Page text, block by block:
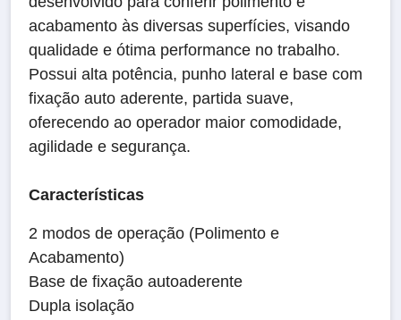
acabamento às diversas superfícies, visando
qualidade e ótima performance no trabalho.
Possui alta potência, punho lateral e base com
fixação auto aderente, partida suave,
oferecendo ao operador maior comodidade,
agilidade e segurança.
Características
2 modos de operação (Polimento e
Acabamento)
Base de fixação autoaderente
Dupla isolação